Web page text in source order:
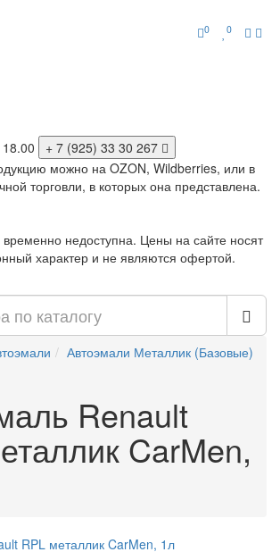
0
0
+ 7 (925) 33 30 267
можно на OZON, Wildberries, или в
торговли, в которых она представлена.
временно недоступна. Цены на сайте носят
характер и не являются офертой.
Автоэмали Металлик (Базовые)
Renault
CarMen,